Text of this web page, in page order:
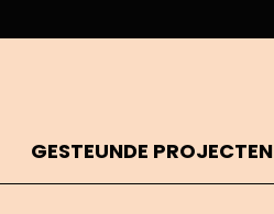
GESTEUNDE PROJECTEN